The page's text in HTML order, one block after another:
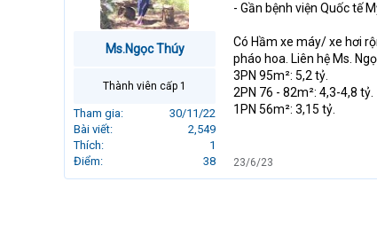
Ms.Ngọc Thúy
Thành viên cấp 1
Tham gia
30/11/22
Bài viết
2,549
Thích
1
Điểm
38
- Gần bệnh viện Quốc tế
Có Hầm xe máy/ xe hơi
pháo hoa. Liên hệ Ms.
3PN 95m²: 5,2 tỷ.
2PN 76 - 82m²: 4,3-4,8 tỷ.
1PN 56m²: 3,15 tỷ.
23/6/23